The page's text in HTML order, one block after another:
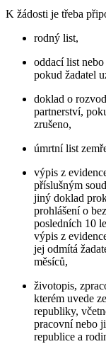
K žádosti je třeba
rodný list,
oddací list
pokud žadatel
doklad o
partnerství,
zrušeno,
úmrtní list
výpis z
příslušným
jiný doklad
prohlášení o
posledních 10
výpis z
jej odmítá
měsíců,
životopis,
kterém uvede
republiky,
pracovní nebo
republice a